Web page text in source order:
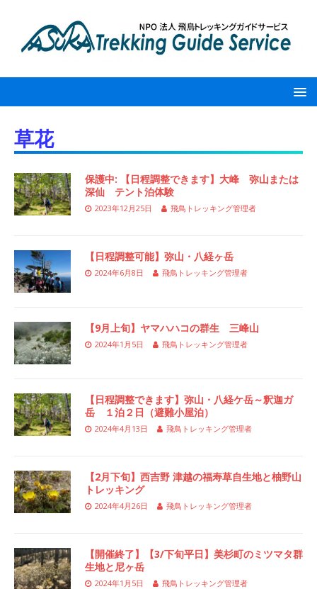
草花
保護中: 【日程調整できます】大峰 弥山または
深仙 テント泊体験
2023年12月25日 飛鳥トレッキング管理者
【日程調整可能】弥山・八経ヶ岳
2024年6月8日 飛鳥トレッキング管理者
【9月上旬】ヤマハハコの群生 三峰山
2024年1月5日 飛鳥トレッキング管理者
【日程調整できます】弥山・八経ケ岳～釈迦ガ
岳 １泊２日（避難小屋泊）
2024年4月13日 飛鳥トレッキング管理者
【2月下旬】西吉野 津越の福寿草自生地と柚野山
トレッキング
2024年4月26日 飛鳥トレッキング管理者
【開催終了】【3/下旬平日】美杉町のミツマタ群
生地と尼ヶ岳
2024年1月5日 飛鳥トレッキング管理者